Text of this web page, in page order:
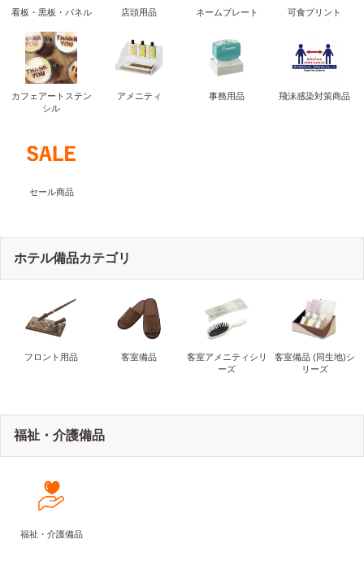
看板・黒板・パネル 店頭用品 ネームプレート 可食プリント
カフェアートステン
シル
アメニティ 事務用品 飛沫感染対策商品
セール商品
ホテル備品カテゴリ
フロント用品 客室備品
客室アメニティシリ
ーズ
客室備品 (同生地)シ
リーズ
福祉・介護備品
福祉・介護備品